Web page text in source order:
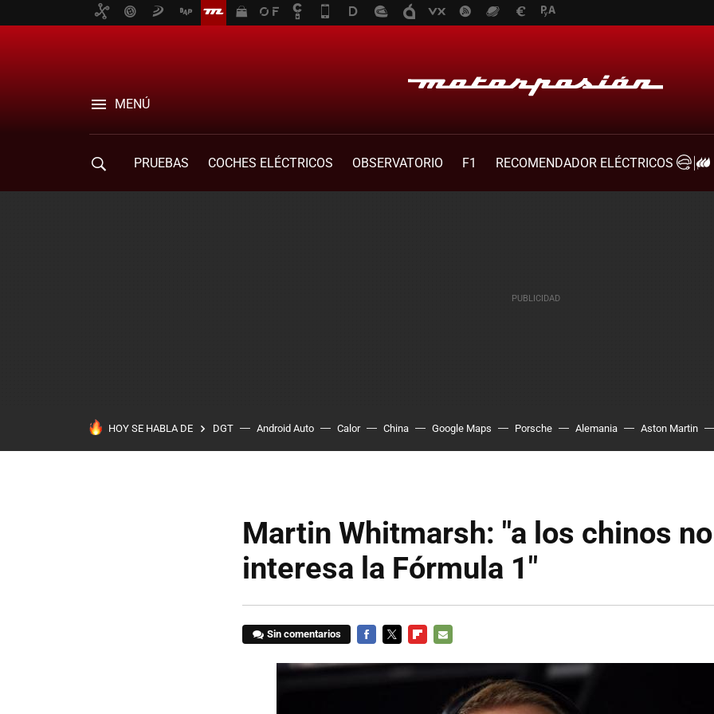
MENÚ
PRUEBAS COCHES ELÉCTRICOS OBSERVATORIO F1
RECOMENDADOR ELÉCTRICOS
HOY SE HABLA DE DGT Android Auto Calor China Google Maps Porsche Alemania Aston Martin
Martin Whitmarsh: "a los chinos
interesa la Fórmula 1"
Sin comentarios